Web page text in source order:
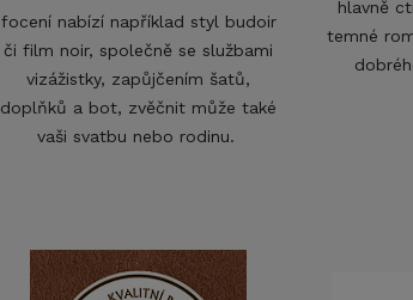
focení nabízí například styl budoir
či film noir, společně se službami
vizážistky, zapůjčením šatů,
doplňků a bot, zvěčnit může také
vaši svatbu nebo rodinu.
hlavně
temné